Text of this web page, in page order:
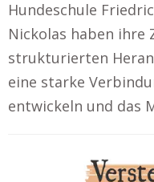
Hundeschule
Nickolas haben
strukturierten
eine starke
entwickeln und das